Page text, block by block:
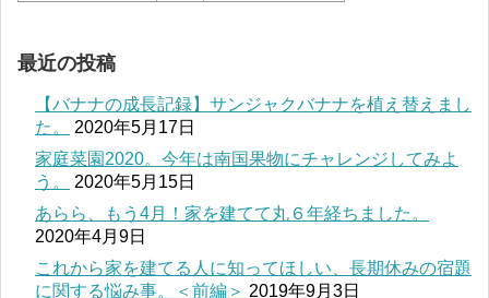
最近の投稿
【バナナの成長記録】サンジャクバナナを植え替えまし
た。
2020年5月17日
家庭菜園2020。今年は南国果物にチャレンジしてみよ
う。
2020年5月15日
あらら、もう4月！家を建てて丸６年経ちました。
2020年4月9日
これから家を建てる人に知ってほしい、長期休みの宿題
に関する悩み事。＜前編＞ 2019年9月3日